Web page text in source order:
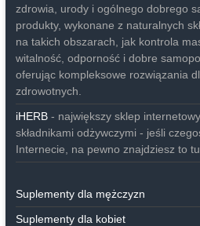
zdrowia, urody i ogólnego dobrego
produkty, wykonane z naturalnych
na takich obszarach, jak kontrola
witalność, odporność i dobre
oferując kompleksowe rozwiązania
zdrowotnych.
iHERB- największy sklep
składnikami odżywczymi - jeśli
Internecie, na pewno znajdziesz to
Suplementy dla mężczyzn
Suplementy dla kobiet